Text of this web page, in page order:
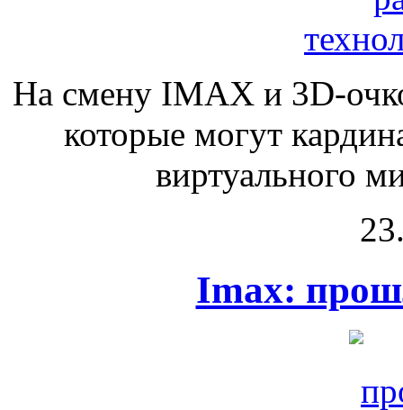
На смену IMAX и 3D-
которые могут
виртуального
Imax: